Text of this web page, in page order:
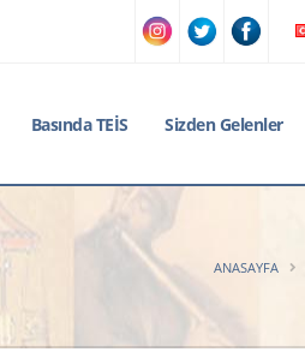
Basında TEİS Sizden Gelenler
ANASAYFA